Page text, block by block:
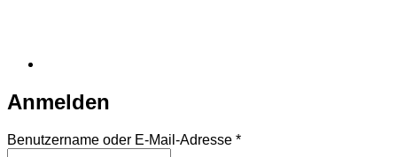
Anmelden
Benutzername oder E-Mail-Adresse *Erforderlich